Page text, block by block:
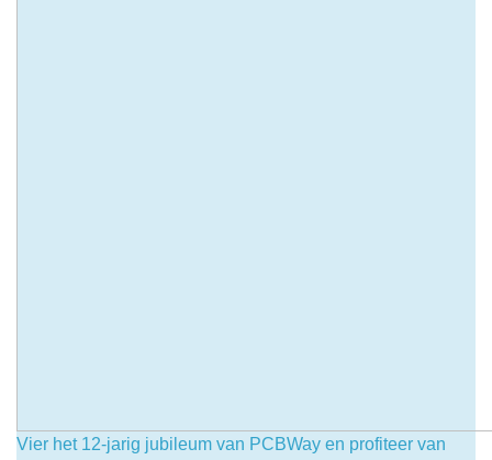
Vier het 12-jarig jubileum van PCBWay en profiteer van